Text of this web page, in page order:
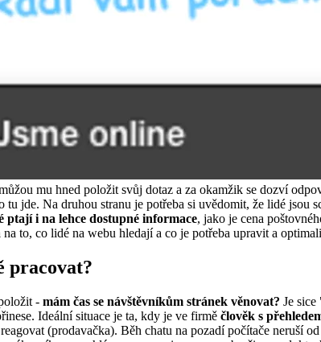
mu hned položit svůj dotaz a za okamžik se dozví
jde. Na druhou stranu je potřeba si uvědomit, že lidé jsou
ptají i na lehce dostupné informace, jako je cena
na to, co lidé na webu hledají a co je potřeba upravit a
pracovat?
- mám čas se návštěvníkům stránek věnovat? Je
Ideální situace je ta, kdy je ve firmě člověk s
(prodavačka). Běh chatu na pozadí počítače neruší